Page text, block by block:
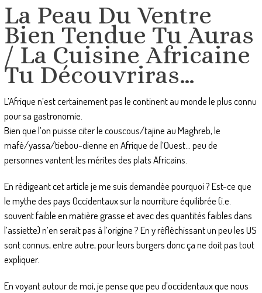
La Peau Du Ventre
Bien Tendue Tu Auras
/ La Cuisine Africaine
Tu Découvriras…
L’Afrique n’est certainement pas le continent au monde le plus connu
pour sa gastronomie.
Bien que l’on puisse citer le couscous/tajine au Maghreb, le
mafé/yassa/tiebou-dienne en Afrique de l’Ouest… peu de
personnes vantent les mérites des plats Africains.
En rédigeant cet article je me suis demandée pourquoi ? Est-ce que
le mythe des pays Occidentaux sur la nourriture équilibrée (i.e.
souvent faible en matière grasse et avec des quantités faibles dans
l’assiette) n’en serait pas à l’origine ? En y réfléchissant un peu les US
sont connus, entre autre, pour leurs burgers donc ça ne doit pas tout
expliquer.
En voyant autour de moi, je pense que peu d’occidentaux que nous